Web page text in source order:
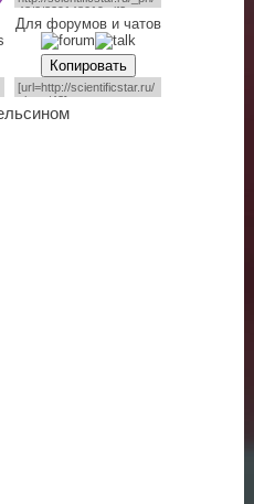
Для форумов и чатов
Копировать